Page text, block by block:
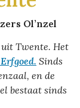
Ol’nzel
Twente. Het
Sinds
en de
bestaat sinds